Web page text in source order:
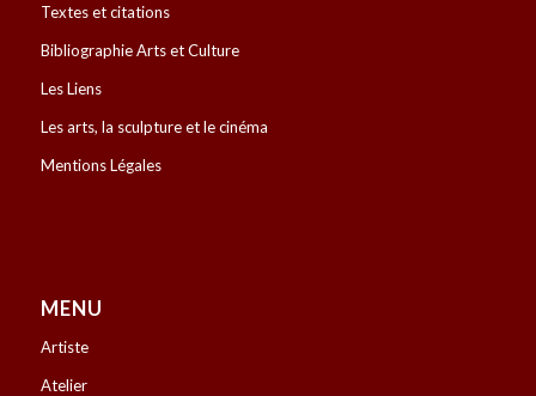
Textes et citations
Bibliographie Arts et Culture
Les Liens
Les arts, la sculpture et le cinéma
Mentions Légales
MENU
Artiste
Atelier